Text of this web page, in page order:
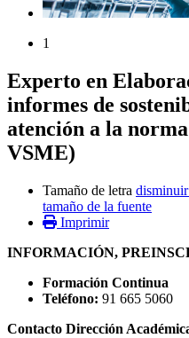
1
Experto en
informes de
atención a la
VSME)
Tamaño de letra
tamaño de la fuente
Imprimir
INFORMACIÓN,
Formación Continua
Teléfono: 91 665 5060
Contacto Dirección